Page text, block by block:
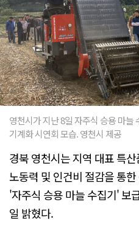
영천시가 지난 8일 자주식 승용 마늘
기계화 시연회 모습. 영천시 제공
경북 영천시는 지역 대표 특
노동력 및 인건비 절감을 통
'자주식 승용 마늘 수집기' 보
일 밝혔다.